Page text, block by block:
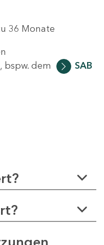
36 Monate
bspw. dem
SAB